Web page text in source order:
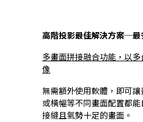
高階投影最佳解決方案─最
多畫面拼接融合功能，以
像
無需額外使用軟體，即可
或橫幅等不同畫面配置都
接縫且氣勢十足的畫面。